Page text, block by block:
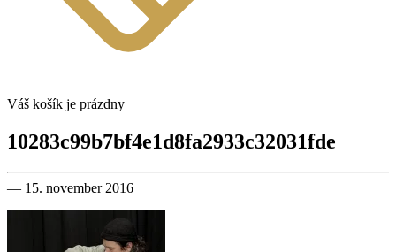
Váš košík je prázdny
10283c99b7bf4e1d8fa2933c32031fde
— 15. november 2016